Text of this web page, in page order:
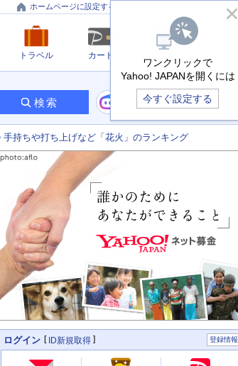
ワンクリックで
Yahoo! JAPANを開くには
今すぐ設定する
ホームページに設定する
トラベル カード
検索
手持ちや打ち上げなど「花火」のランキング
個
人
ログイン ID新規取得 登録情報
あ
た
の
ス